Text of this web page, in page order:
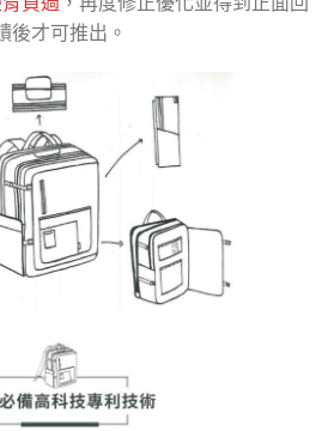
後才可推出。